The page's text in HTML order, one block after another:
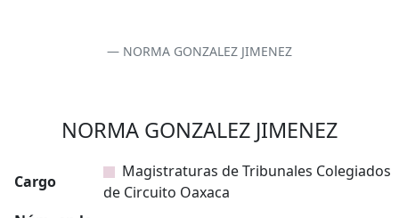
NORMA GONZALEZ JIMENEZ
NORMA GONZALEZ JIMENEZ
Cargo
Magistraturas de Tribunales Colegiados
de Circuito Oaxaca